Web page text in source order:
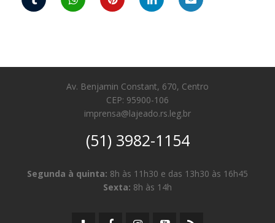
Av. Benjamin Constant, 670, Centro
CEP: 95900-106
imprensa@lajeado.rs.leg.br
(51) 3982-1154
Segunda à quinta: 8h às 11h30 e das 13h30 às 16h45
Sexta: 8h às 14h